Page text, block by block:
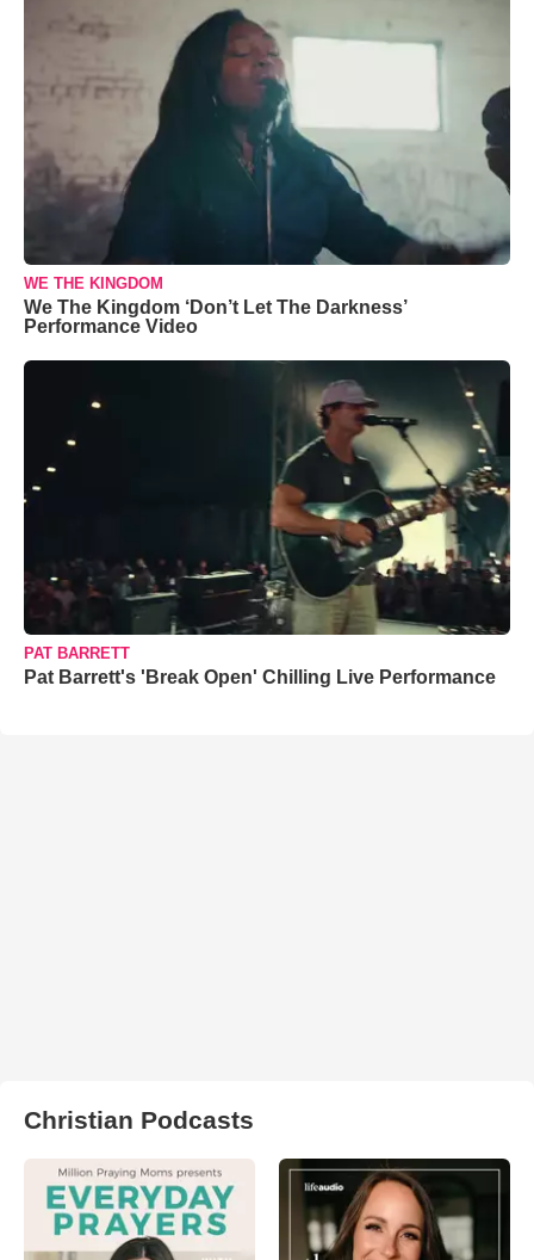
WE THE KINGDOM
We The Kingdom ‘Don’t Let The Darkness’
Performance Video
PAT BARRETT
Pat Barrett's 'Break Open' Chilling Live Performance
Christian Podcasts